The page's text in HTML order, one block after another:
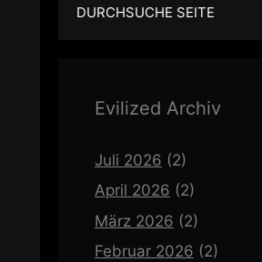
DURCHSUCHE SEITE
Evilized Archiv
Juli 2026 (2)
April 2026 (2)
März 2026 (2)
Februar 2026 (2)